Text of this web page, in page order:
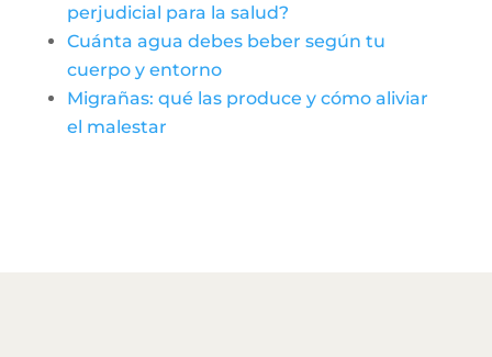
perjudicial para la salud?
Cuánta agua debes beber según tu
cuerpo y entorno
Migrañas: qué las produce y cómo aliviar
el malestar